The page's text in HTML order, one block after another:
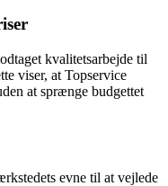
kvalitetsarbejde til
viser, at Topservice
at sprænge budgettet
evne til at vejlede